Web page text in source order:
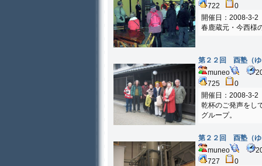
722
0
開催日：2008-3-2
春鹿蔵元・今西様
第２２回 酉塾（
muneo
725
0
開催日：2008-3-2
乾杯のご発声をし
グループ。
第２２回 酉塾（
muneo
727
0